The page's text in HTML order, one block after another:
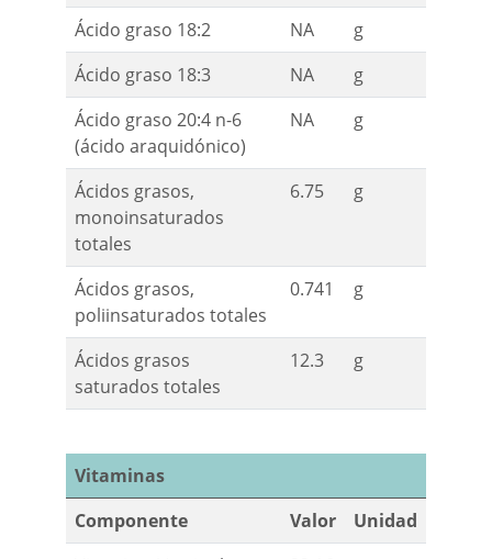
Ácido graso 18:2 NA
g
Ácido graso 18:3
NA
g
Ácido graso 20:4 n-6
(ácido araquidónico)
NA g
Ácidos grasos,
monoinsaturados
totales
6.75 g
Ácidos grasos,
poliinsaturados totales
0.741 g
Ácidos grasos
saturados totales
12.3 g
Vitaminas
Componente
Valor
Unidad